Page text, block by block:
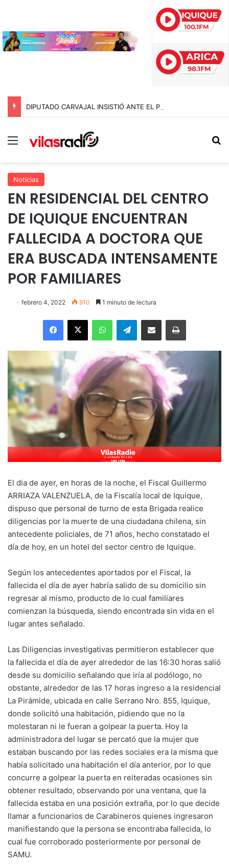
Menú
Noticias
EN RESIDENCIAL DEL CENTRO
DE IQUIQUE ENCUENTRAN
FALLECIDA A DOCTORA QUE
ERA BUSCADA INTENSAMENTE
POR FAMILIARES
febrero 4, 2022 910 1 minuto de lectura
Facebook
X WhatsAppTelegramEnviar vía email Imprimir
El dia de ayer, en horas de la noche, el Fiscal Guillermo
ARRIAZA VALENZUELA, de la Fiscalía local de Iquique,
dispuso que personal de turno de esta Brigada realice
diligencias por la muerte de una ciudadana chilena, sin
antecedente policiales, de 71 años, hecho constatado el
día de hoy, en un hotel del sector centro de Iquique.
Según los antecedentes aportados por el Fiscal, la
fallecida el día de ayer habría salido de su domicilio sin
regresar al mismo, producto de lo cual familiares
comienzan la búsqueda, siendo encontrada sin vida en el
lugar antes señalado.
Las Diligencias investigativas permitieron establecer que
la fallecida el día de ayer alrededor de las 16:30 horas salió
desde su domicilio señalando que iría al podólogo, no
obstante, alrededor de las 17 horas ingreso a la residencial
La Pirámide, ubicada en calle Serrano Nro. 855, Iquique,
donde solicitó una habitación, pidiendo que no la
molestaran ni le fueran a golpear la puerta. Hoy la
administradora del lugar se percató que la mujer que
estaban buscando por las redes sociales era la misma que
había solicitado una habitación el día anterior, por lo que
concurre a golpear la puerta en reiteradas ocasiones sin
obtener resultado, observando por una ventana, que la
fallecida estaba en una posición extraña, por lo que decide
llamar a funcionarios de Carabineros quienes ingresaron
manifiestando que la persona se encontraba fallecida, lo
cual fue corroborado posteriormente por personal de
SAMU.